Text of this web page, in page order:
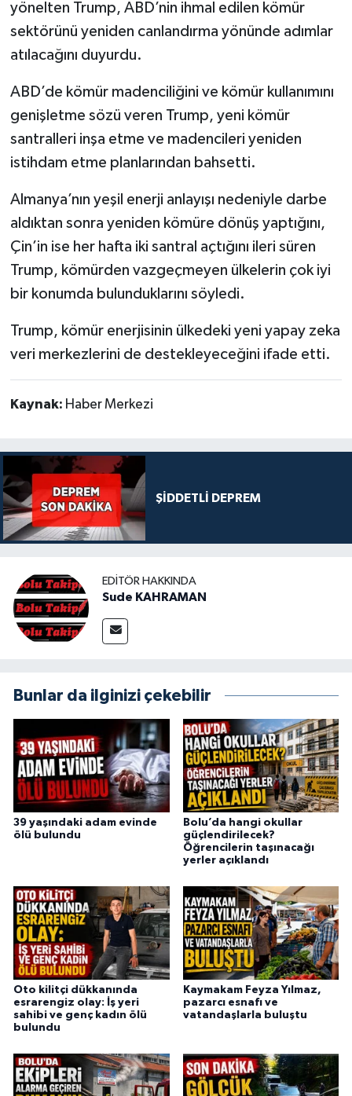
yönelten Trump, ABD’nin ihmal edilen kömür
sektörünü yeniden canlandırma yönünde adımlar
atılacağını duyurdu.
ABD’de kömür madenciliğini ve kömür kullanımını
genişletme sözü veren Trump, yeni kömür
santralleri inşa etme ve madencileri yeniden
istihdam etme planlarından bahsetti.
Almanya’nın yeşil enerji anlayışı nedeniyle darbe
aldıktan sonra yeniden kömüre dönüş yaptığını,
Çin’in ise her hafta iki santral açtığını ileri süren
Trump, kömürden vazgeçmeyen ülkelerin çok iyi
bir konumda bulunduklarını söyledi.
Trump, kömür enerjisinin ülkedeki yeni yapay zeka
veri merkezlerini de destekleyeceğini ifade etti.
Kaynak: Haber Merkezi
ŞİDDETLİ DEPREM
EDITÖR HAKKINDA
Sude KAHRAMAN
Bunlar da ilginizi çekebilir
39 yaşındaki adam evinde
ölü bulundu
Bolu’da hangi okullar
güçlendirilecek?
Öğrencilerin taşınacağı
yerler açıklandı
Oto kilitçi dükkanında
esrarengiz olay: İş yeri
sahibi ve genç kadın ölü
bulundu
Kaymakam Feyza Yılmaz,
pazarcı esnafı ve
vatandaşlarla buluştu